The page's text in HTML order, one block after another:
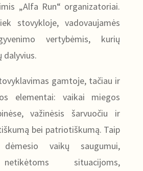
„Alfa Run“ organizatoriai.
stovykloje, vadovaujamės
vertybėmis, kurių
dalyvius.
gamtoje, tačiau ir
elementai: vaikai miegos
važinėsis šarvuočiu ir
bei patriotiškumą. Taip
vaikų saugumui,
situacijoms,